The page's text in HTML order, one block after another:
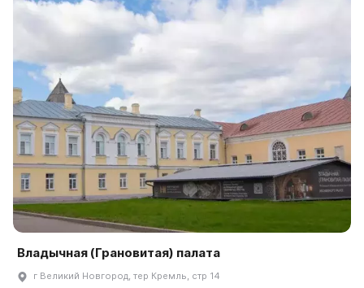
Владычная (Грановитая) палата
г Великий Новгород, тер Кремль, стр 14